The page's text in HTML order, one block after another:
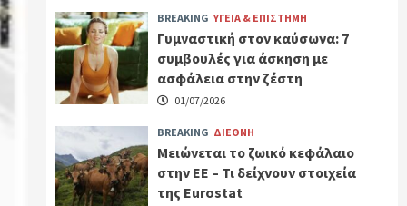
BREAKING ΥΓΕΙΑ & ΕΠΙΣΤΗΜΗ
Γυμναστική στον καύσωνα: 7
συμβουλές για άσκηση με
ασφάλεια στην ζέστη
01/07/2026
BREAKING ΔΙΕΘΝΗ
Μειώνεται το ζωικό κεφάλαιο
στην ΕΕ – Τι δείχνουν στοιχεία
της Eurostat